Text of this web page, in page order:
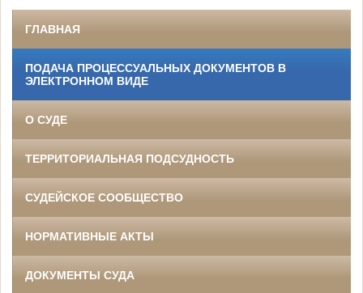
ГЛАВНАЯ
ПОДАЧА ПРОЦЕССУАЛЬНЫХ ДОКУМЕНТОВ В
ЭЛЕКТРОННОМ ВИДЕ
О СУДЕ
ТЕРРИТОРИАЛЬНАЯ ПОДСУДНОСТЬ
СУДЕЙСКОЕ СООБЩЕСТВО
НОРМАТИВНЫЕ АКТЫ
ДОКУМЕНТЫ СУДА